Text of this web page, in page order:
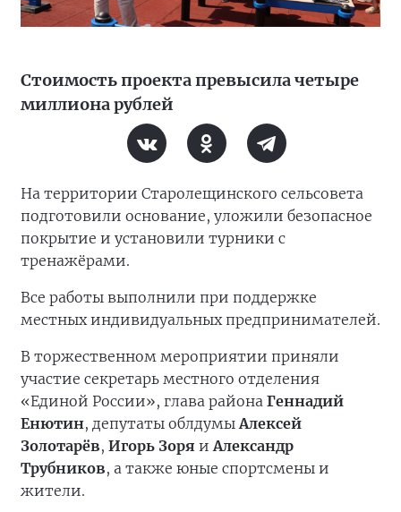
Стоимость проекта превысила четыре
миллиона рублей
На территории Старолещинского сельсовета
подготовили основание, уложили безопасное
покрытие и установили турники с
тренажёрами.
Все работы выполнили при поддержке
местных индивидуальных предпринимателей.
В торжественном мероприятии приняли
участие секретарь местного отделения
«Единой России», глава района Геннадий
Енютин, депутаты облдумыАлексей
Золотарёв, Игорь Зоря иАлександр
Трубников, а также юные спортсмены и
жители.